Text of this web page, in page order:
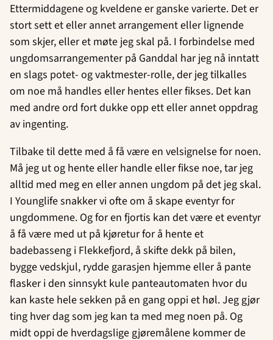
Ettermiddagene og kveldene er ganske varierte. Det er
stort sett et eller annet arrangement eller lignende
som skjer, eller et møte jeg skal på. I forbindelse med
ungdomsarrangementer på Ganddal har jeg nå inntatt
en slags potet- og vaktmester-rolle, der jeg tilkalles
om noe må handles eller hentes eller fikses. Det kan
med andre ord fort dukke opp ett eller annet oppdrag
av ingenting.
Tilbake til dette med å få være en velsignelse for noen.
Må jeg ut og hente eller handle eller fikse noe, tar jeg
alltid med meg en eller annen ungdom på det jeg skal.
I Younglife snakker vi ofte om å skape eventyr for
ungdommene. Og for en fjortis kan det være et eventyr
å få være med ut på kjøretur for å hente et
badebasseng i Flekkefjord, å skifte dekk på bilen,
bygge vedskjul, rydde garasjen hjemme eller å pante
flasker i den sinnsykt kule panteautomaten hvor du
kan kaste hele sekken på en gang oppi et høl. Jeg gjør
ting hver dag som jeg kan ta med meg noen på. Og
midt oppi de hverdagslige gjøremålene kommer de